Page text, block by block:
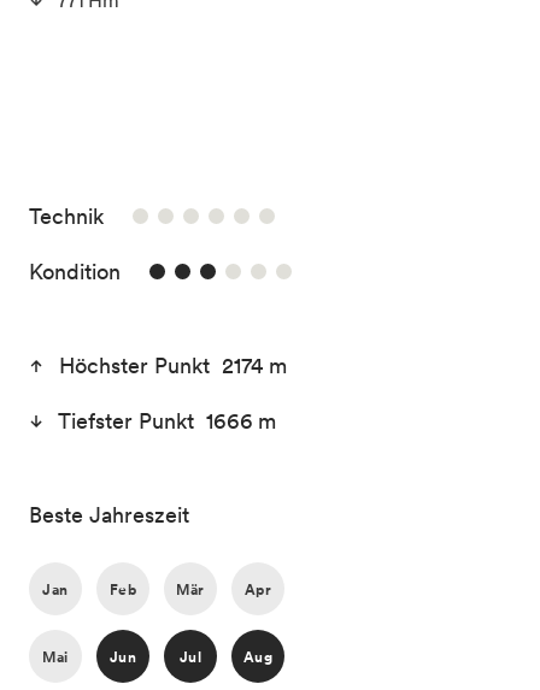
Technik/6
Kondition 3/6
Höchster Punkt 2174 m
Tiefster Punkt 1666 m
Beste Jahreszeit
Jan Feb Mär Apr
Mai Jun Jul Aug